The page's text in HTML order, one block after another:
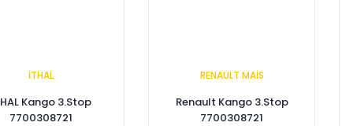
İTHAL
Kango 3.Stop
7700308721
RENAULT MAİS
Renault Kango 3.Stop
7700308721